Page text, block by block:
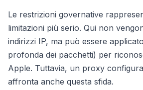
Le restrizioni governative
limitazioni più serio. Qui non
indirizzi IP, ma può essere
profonda dei pacchetti) per
Apple. Tuttavia, un proxy
affronta anche questa sfida.